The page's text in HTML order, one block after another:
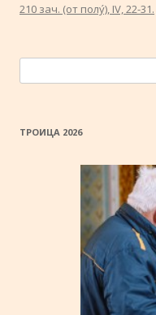
210 зач. (от полу́), IV, 22-31.
ТРОИЦА 2026